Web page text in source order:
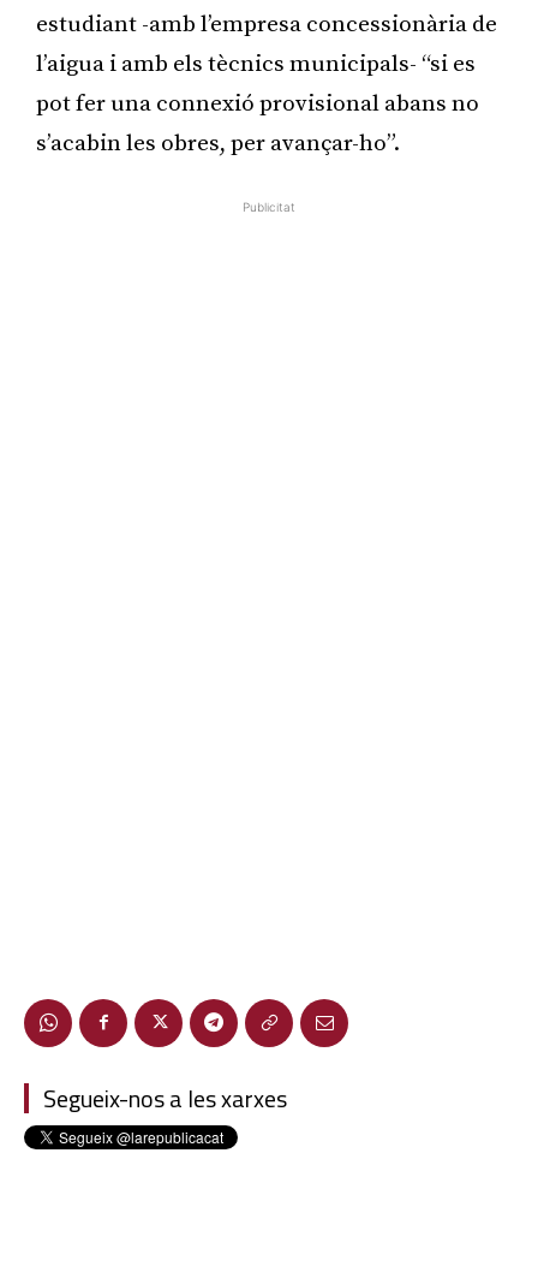
estudiant -amb l’empresa concessionària de
l’aigua i amb els tècnics municipals- “si es
pot fer una connexió provisional abans no
s’acabin les obres, per avançar-ho”.
Publicitat
Segueix-nos a les xarxes